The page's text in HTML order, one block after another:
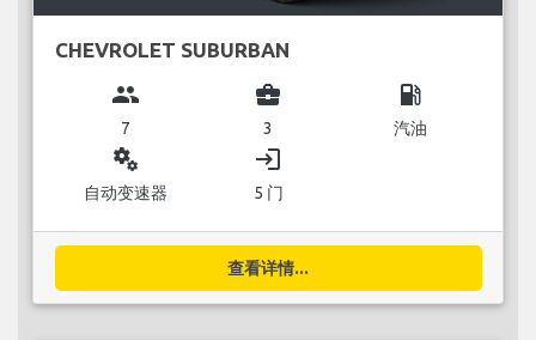
CHEVROLET SUBURBAN
group
7
business_center
3
local_gas_station
汽油
miscellaneous_services
自动变速器
login
5 门
查看详情...